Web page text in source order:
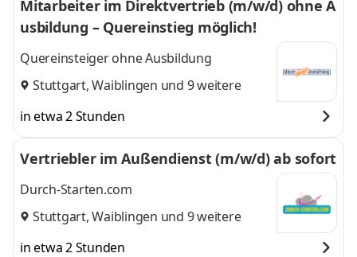
Mitarbeiter im Direktvertrieb (m/w/d) ohne A
usbildung – Quereinstieg möglich!
Quereinsteiger ohne Ausbildung
Stuttgart,Waiblingen und 9 weitere
in etwa 2 Stunden
Vertriebler im Außendienst (m/w/d) ab sofort
Durch-Starten.com
Stuttgart,Waiblingen und 9 weitere
in etwa 2 Stunden